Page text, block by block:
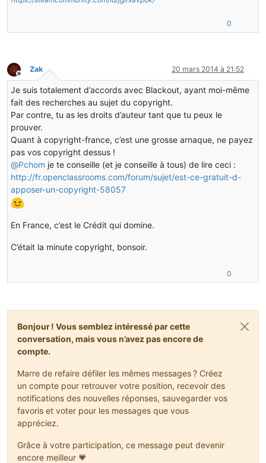
0
Hors-ligne
Zak 20 mars 2014 à 21:52
Je suis totalement d’accords avec Blackout, ayant moi-même
fait des recherches au sujet du copyright.
Par contre, tu as les droits d’auteur tant que tu peux le
prouver.
Quant à copyright-france, c’est une grosse arnaque, ne payez
pas vos copyright dessus !
@Pchom je te conseille (et je conseille à tous) de lire ceci :
http://fr.openclassrooms.com/forum/sujet/est-ce-gratuit-d-
apposer-un-copyright-58057
En France, c’est le Crédit qui domine.
C’était la minute copyright, bonsoir.
0
Bonjour ! Vous semblez intéressé par cette
conversation, mais vous n’avez pas encore de
compte.
Marre de refaire défiler les mêmes messages ? Créez
un compte pour retrouver votre position, recevoir des
notifications des nouvelles réponses, sauvegarder vos
favoris et voter pour les messages que vous
appréciez.
Grâce à votre participation, ce message peut devenir
encore meilleur 💗